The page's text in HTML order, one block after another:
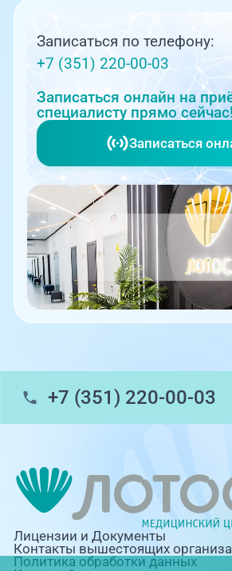
Записаться по телефону:
+7 (351) 220-00-03
Записаться онлайн на
специалисту прямо сейчас!
Записаться
+7 (351) 220-00-03
Лицензии и Документы
Контакты вышестоящих
Политика обработки данных